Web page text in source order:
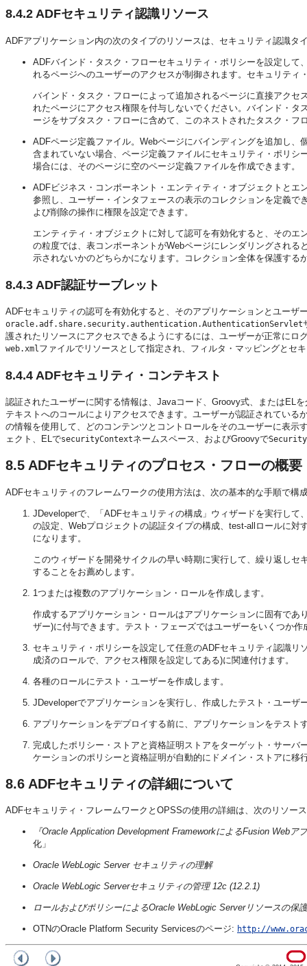
8.4.2 ADFセキュリティ認識リソース
ADFアプリケーション内の次のタイプのリソースは、セキュリティ認識
ADFバインド・タスク・フローセキュリティ・ポリシーを設定し
れるページへのユーザーのアクセスが制御されます。セキュリテ
バインド・タスク・フローによって追加されるページに直接アク
れたページにアクセス権限を付与しないでください。バインド・
ージをサブタスク・フローに含めて、このネストされたタスク・フ
ADFページ定義ファイル。Webページにバインディングを追加し
含まれていない場合、ページ定義ファイルにセキュリティ・ポリ
場合には、そのページに空のページ定義ファイルを作成できます。
ADFビジネス・コンポーネント・エンティティ・オブジェクトと
参照し、ユーザー・インタフェースの表示のコレクションを定義
よび削除の操作に権限を設定できます。
エンティティ・オブジェクトに対して認可を有効化すると、その
の粒度では、表コンポーネントがWebページにレンダリングされ
示されないかのどちらかになります。コレクション全体を保護す
8.4.3 ADF認証サーブレット
ADFセキュリティの認可を有効化すると、そのアプリケーションとユーザ
oracle.adf.share.security.authentication.AuthenticationServlet
護されたリソースにアクセスできるようにするには、ユーザーが正常に
web.xml ファイルでリソースとして指定され、フィルタ・マッピングとセ
8.4.4 ADFセキュリティ・コンテキスト
認証されたユーザーに関する情報は、Javaコード、Groovy式、またはEL
テキストへのコールによりアクセスできます。ユーザーが認証されてい
の情報を使用して、どのコンテンツとコントロールをそのユーザーに表
ェクト、ELでsecurityContextネームスペース、およびGroovyで
8.5 ADFセキュリティのプロセス・フローの概要
ADFセキュリティのフレームワークの使用方法は、次の基本的な手順で構
JDeveloperで、「ADFセキュリティの構成」ウィザードを実行し
の設定、Webプロジェクトの認証タイプの構成、test-allロールに
になります。
このウィザードを開発サイクルの早い時期に実行して、繰り返し
することをお薦めします。
1つまたは複数のアプリケーション・ロールを作成します。
作成するアプリケーション・ロールはアプリケーションに固有で
ザー)に付与できます。テスト・フェーズではユーザーをいくつか
セキュリティ・ポリシーを設定して任意のADFセキュリティ認識
成済のロールで、アクセス権限を設定してある)に関連付けます。
各種のロールにテスト・ユーザーを作成します。
JDeveloperでアプリケーションを実行し、作成したテスト・ユー
アプリケーションをデプロイする前に、アプリケーションをテス
完成したポリシー・ストアと資格証明ストアをターゲット・サー
ケーションのポリシーと資格証明が自動的にドメイン・ストアに移
8.6 ADFセキュリティの詳細について
ADFセキュリティ・フレームワークとOPSSの使用の詳細は、次のリソー
『Oracle Application Development FrameworkによるFusion Webア
化」
Oracle WebLogic Server セキュリティの理解
Oracle WebLogic Serverセキュリティの管理 12c (12.2.1)
ロールおよびポリシーによるOracle WebLogic Serverリソースの保護
OTNのOracle Platform Security Servicesのページ: http://